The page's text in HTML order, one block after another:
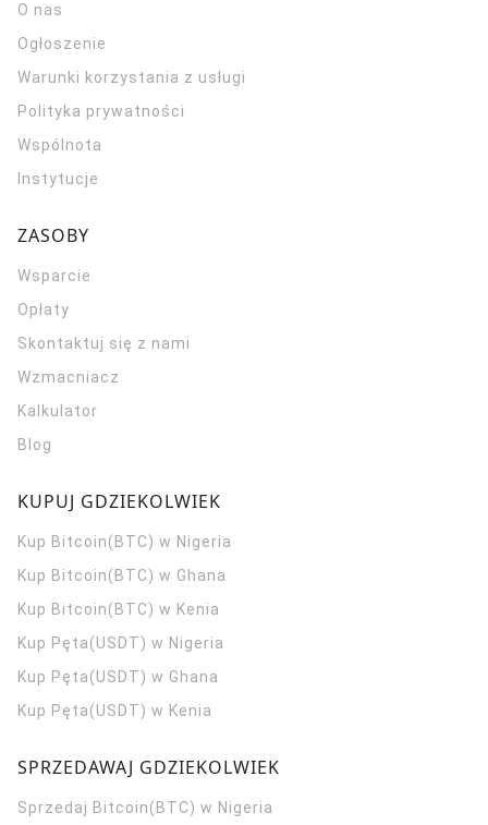
O nas
Ogłoszenie
Warunki korzystania z usługi
Polityka prywatności
Wspólnota
Instytucje
ZASOBY
Wsparcie
Opłaty
Skontaktuj się z nami
Wzmacniacz
Kalkulator
Blog
KUPUJ GDZIEKOLWIEK
Kup Bitcoin(BTC) w Nigeria
Kup Bitcoin(BTC) w Ghana
Kup Bitcoin(BTC) w Kenia
Kup Pęta(USDT) w Nigeria
Kup Pęta(USDT) w Ghana
Kup Pęta(USDT) w Kenia
SPRZEDAWAJ GDZIEKOLWIEK
Sprzedaj Bitcoin(BTC) w Nigeria